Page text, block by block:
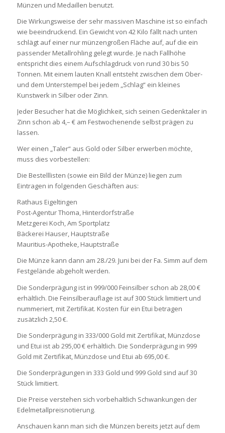
Münzen und Medaillen benutzt.
Die Wirkungsweise der sehr massiven Maschine ist so einfach
wie beeindruckend. Ein Gewicht von 42 Kilo fällt nach unten
schlägt auf einer nur münzengroßen Fläche auf, auf die ein
passender Metallrohling gelegt wurde. Je nach Fallhöhe
entspricht dies einem Aufschlagdruck von rund 30 bis 50
Tonnen. Mit einem lauten Knall entsteht zwischen dem Ober-
und dem Unterstempel bei jedem „Schlag“ ein kleines
Kunstwerk in Silber oder Zinn.
Jeder Besucher hat die Möglichkeit, sich seinen Gedenktaler in
Zinn schon ab 4,– € am Festwochenende selbst prägen zu
lassen.
Wer einen „Taler“ aus Gold oder Silber erwerben möchte,
muss dies vorbestellen:
Die Bestelllisten (sowie ein Bild der Münze) liegen zum
Eintragen in folgenden Geschäften aus:
Rathaus Eigeltingen
Post-Agentur Thoma, Hinterdorfstraße
Metzgerei Koch, Am Sportplatz
Bäckerei Hauser, Hauptstraße
Mauritius-Apotheke, Hauptstraße
Die Münze kann dann am 28./29. Juni bei der Fa. Simm auf dem
Festgelände abgeholt werden.
Die Sonderprägung ist in 999/000 Feinsilber schon ab 28,00 €
erhältlich. Die Feinsilberauflage ist auf 300 Stück limitiert und
nummeriert, mit Zertifikat. Kosten für ein Etui betragen
zusätzlich 2,50 €.
Die Sonderprägung in 333/000 Gold mit Zertifikat, Münzdose
und Etui ist ab 295,00 € erhältlich. Die Sonderprägung in 999
Gold mit Zertifikat, Münzdose und Etui ab 695,00 €.
Die Sonderprägungen in 333 Gold und 999 Gold sind auf 30
Stück limitiert.
Die Preise verstehen sich vorbehaltlich Schwankungen der
Edelmetallpreisnotierung.
Anschauen kann man sich die Münzen bereits jetzt auf dem